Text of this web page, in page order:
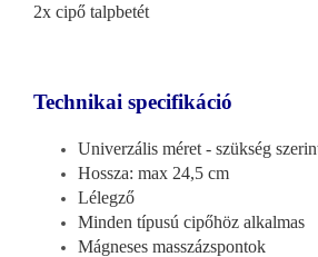
2x cipő talpbetét
Technikai specifikáció
Univerzális méret - szükség
Hossza: max 24,5 cm
Lélegző
Minden típusú cipőhöz alkalmas
Mágneses masszázspontok